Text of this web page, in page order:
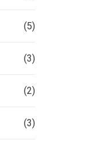
(5)
(3)
(2)
(3)